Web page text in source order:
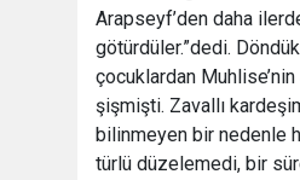
Arapseyf’den daha
götürdüler.”dedi.
çocuklardan
şişmişti. Zavallı
bilinmeyen bir nedenle
türlü düzelemedi, bir